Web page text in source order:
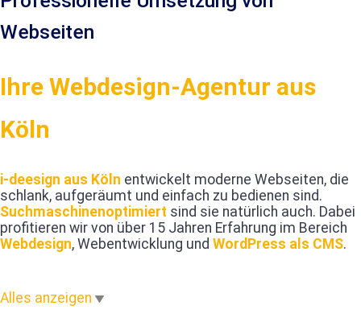
Webseiten
Ihre Webdesign-Agentur aus
Köln
i-deesign aus Köln entwickelt moderne Webseiten, die
schlank, aufgeräumt und einfach zu bedienen sind.
Suchmaschinenoptimiert sind sie natürlich auch. Dabei
profitieren wir von über 15 Jahren Erfahrung im Bereich
Webdesign, Webentwicklung und WordPress als CMS.
Alles anzeigen